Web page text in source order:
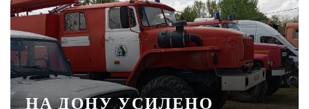
ТАМ И ТУТ
СТИЛЬ ЖИЗНИ
ХАЙП
ЧЕЛОВЕК ОСОБЕННЫЙ
НА ДОНУ УСИЛЕНО